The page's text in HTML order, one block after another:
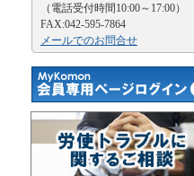
（電話受付時間10:00～17:00）
FAX:042-595-7864
メールでのお問合せ